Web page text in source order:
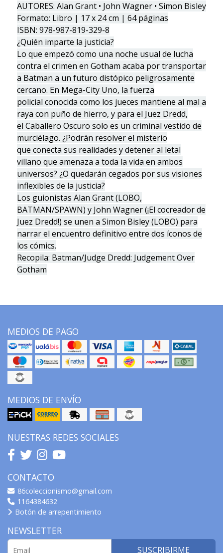
AUTORES: Alan Grant • John Wagner • Simon Bisley
Formato: Libro | 17 x 24 cm | 64 páginas
ISBN: 978-987-819-329-8
¿Quién imparte la justicia?
Lo que empezó como una noche usual de lucha
contra el crimen en Gotham acaba por transportar
a Batman a un futuro distópico peligrosamente
cercano. En Mega-City Uno, la fuerza
policial conocida como los jueces mantiene al mal a
raya con puño de hierro, y para el Juez Dredd,
el Caballero Oscuro solo es un criminal vestido de
murciélago. ¿Podrán resolver el misterio
que conecta sus realidades y detener al letal
villano que amenaza a toda la vida en ambos
universos? ¿O quedarán cegados por sus visiones
inflexibles de la justicia?
Los guionistas Alan Grant (LOBO,
BATMAN/SPAWN) y John Wagner (¡El cocreador de
Juez Dredd!) se unen a Simon Bisley (LOBO) para
narrar el encuentro definitivo entre dos íconos de
los cómics.
Recopila: Batman/Judge Dredd: Judgement Over
Gotham
MEDIOS DE PAGO
MEDIOS DE ENVÍO
NUESTRAS REDES SOCIALES
CONTACTO
86coleccionismo@gmail.com
1164384632
Botón de arrepentimiento
NEWSLETTER
SUSCRIBIRME